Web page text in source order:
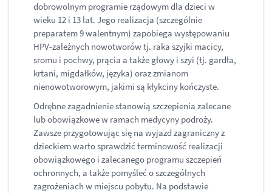
dobrowolnym programie rządowym dla dzieci w
wieku 12 i 13 lat. Jego realizacja (szczególnie
preparatem 9 walentnym) zapobiega występowaniu
HPV-zależnych nowotworów tj. raka szyjki macicy,
sromu i pochwy, prącia a także głowy i szyi (tj. gardła,
krtani, migdałków, języka) oraz zmianom
nienowotworowym, jakimi są kłykciny kończyste.
Odrębne zagadnienie stanowią szczepienia zalecane
lub obowiązkowe w ramach medycyny podroży.
Zawsze przygotowując się na wyjazd zagraniczny z
dzieckiem warto sprawdzić terminowość realizacji
obowiązkowego i zalecanego programu szczepień
ochronnych, a także pomyśleć o szczególnych
zagrożeniach w miejscu pobytu. Na podstawie